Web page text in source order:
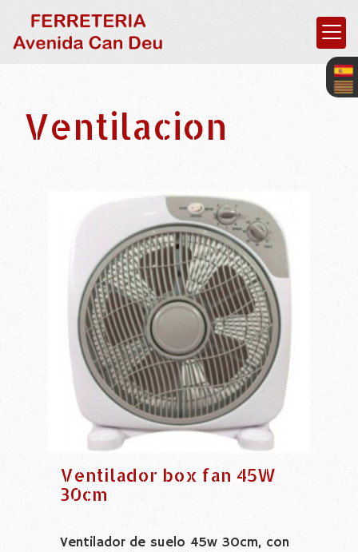
Ventilacion
Ventilador box fan 45W
30cm
Ventilador de suelo 45w 30cm, con